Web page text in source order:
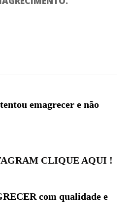
emagrecer e não
CLIQUE AQUI !
com qualidade e